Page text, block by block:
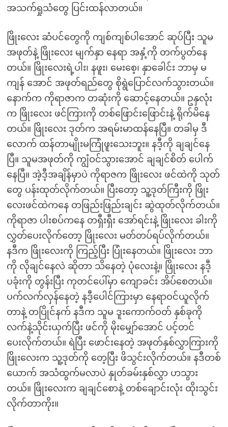
အသက်ရှုသံတွေ ပြင်းထန်လာတယ်။
ဖြိုးလေး ဆံပင်တွေကို ကျစ်ကျစ်ပါအောင် ဆုပ်ပြီး သူမ
အဖုတ်နဲ့ ဖြိုးလေး မျက်နှာ နေရာ အနှံ့ကို တက်ပွတ်နေ
တယ်။ ဖြိုးလေးရဲ့ပါး၊ နဖူး၊ မေးစေ့၊ နှာခေါင်း ဘာမှ မ
ကျန် အောင် အဖုတ်ရည်တွေ စိုရွဲပြောင်လက်သွားတယ်။
နောက်က ကိုရာဇာက တဆုံးကို ဆောင့်နေတယ်။ ဥနှလုံး
က ဖြိုးလေး ဖင်ကြားကို တစ်ဖြောင်းဖြောင်းနဲ့ ရိုက်မိနေ
တယ်။ ဖြိုးလေး ဒုတ်က အရမ်းမာထန်နေပြီ။ တခါမှ ဒီ
လောက် ထန်တာမျိုးမကြုံဖူးသေးဘူး။ နဒီ့ကို ချချင်နေ
ပြီ။ သူမအဖုတ်ကို ကျွံဝင်သွားအောင် ချချင်စိတ် ပေါက်
နေပြီ။ အဲ့ဒီ့အချိန်မှာပဲ ကိုရာဇက ဖြိုးလေး ဖင်ထဲကို သုတ်
တွေ ပန်းထုတ်လိုက်တယ်။ ပြီးတော့ သူ့ဒုတ်ကြီးကို ဖြိုး
လေးဖင်ထဲကနေ တဖြည်းဖြည်းချင်း ဆွဲထုတ်လိုက်တယ်။
ကိုရာဇာ ပါးစပ်ကနေ တရှီးရှီး အော်ရင်းနဲ့ ဖြိုးလေး ခါးကို
လွှတ်ပေးလိုက်တော့ ဖြိုးလေး မတ်တပ်ရပ်လိုက်တယ်။
နဒီက ဖြိုးလေးကို ကြည့်ပြီး ပြုံးနေတယ်။ ဖြိုးလေး ဘာ
ကို လိုချင်နေလဲ ဆိုတာ သိနေတဲ့ ပုံလေးနဲ့။ ဖြိုးလေး နဒီ့
ပခုံးကို တွန်းပြီး ကုတင်ပေါ်မှာ ကျောခင်း အိပ်စေတယ်။
ပက်လက်လှန်နေတဲ့ နဒီ့ပေါင်ကြားမှာ နေရာဝင်ယူလိုက်
တာနဲ့ တပြိုင်နက် နဒီက သူမ ဒူးကောက်ဝတ် နှစ်ခုကို
လက်နဲ့သိုင်းယှက်ပြီး ဖင်ကို မိုးမျှော်အောင် ပင့်တင်
ပေးလိုက်တယ်။ ရဲပြီး ဖောင်းနေတဲ့ အဖုတ်နှစ်လွှာကြားကို
ဖြိုးလေးက သူ့ဒုတ်ကို တေ့ပြီး ဖိသွင်းလိုက်တယ်။ နဒီတစ်
ယောက် အသံထွက်မလာပဲ နှုတ်ခမ်းနှစ်လွှာ ဟသွား
တယ်။ ဖြိုးလေးက ချချင်စောနဲ့ တစ်ချောင်းလုံး ထိုးသွင်း
လိုက်တာကိုး။